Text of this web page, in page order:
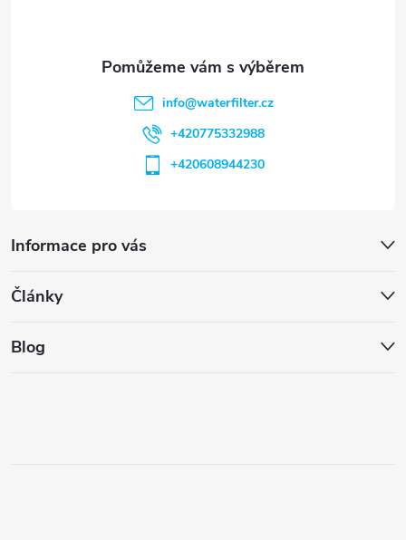
Informace pro vás
Články
Blog
info@waterfilter.cz
+420775332988
+420608944230